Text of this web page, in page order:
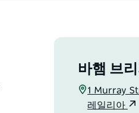
바햄 브
1 Murray
레일리아